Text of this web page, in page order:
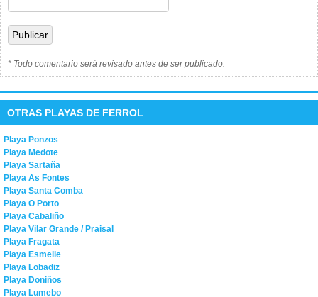
* Todo comentario será revisado antes de ser publicado.
OTRAS PLAYAS DE FERROL
Playa Ponzos
Playa Medote
Playa Sartaña
Playa As Fontes
Playa Santa Comba
Playa O Porto
Playa Cabaliño
Playa Vilar Grande / Praisal
Playa Fragata
Playa Esmelle
Playa Lobadiz
Playa Doniños
Playa Lumebo